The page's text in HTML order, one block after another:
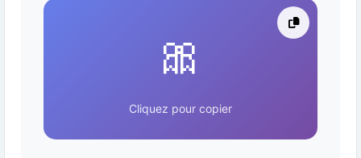
🎀
Cliquez pour copier